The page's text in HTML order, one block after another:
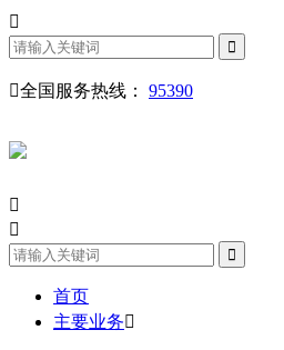
全国服务热线： 95390
首页
主要业务